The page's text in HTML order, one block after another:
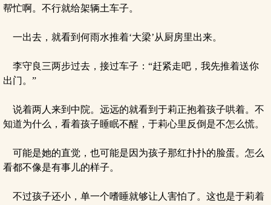
帮忙啊。不行就给架辆土车子。
一出去，就看到何雨水推着‘大梁’从厨房里出来。
李守良三两步过去，接过车子：“赶紧走吧，我先推着送你
出门。”
说着两人来到中院。远远的就看到于莉正抱着孩子哄着。不
知道为什么，看着孩子睡眠不醒，于莉心里反倒是不怎么慌。
可能是她的直觉，也可能是因为孩子那红扑扑的脸蛋。怎么
看都不像是有事儿的样子。
不过孩子还小，单一个嗜睡就够让人害怕了。这也是于莉着